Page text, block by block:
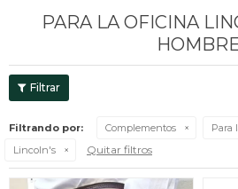
PARA LA OFICINA
Filtrando por: Complementos
Para
Lincoln's
Quitar filtros